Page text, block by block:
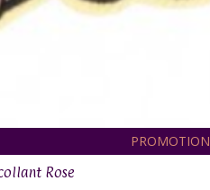
PROMOTION
Rose